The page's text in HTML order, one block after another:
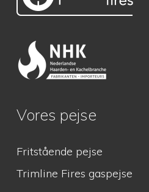
Vores pejse
Fritstående pejse
Trimline Fires gaspejse